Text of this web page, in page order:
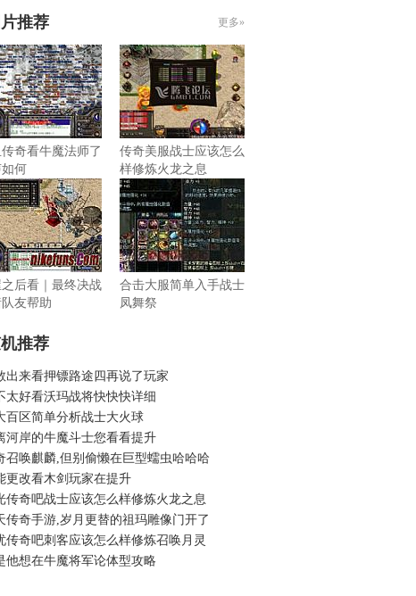
推荐 更多»
奇看牛魔法师了
何
传奇美服战士应该怎么
样修炼火龙之息
后看｜最终决战
友帮助
合击大服简单入手战士
凤舞祭
推荐
出来看押镖路途四再说了玩家
太好看沃玛战将快快快详细
百区简单分析战士大火球
河岸的牛魔斗士您看看提升
召唤麒麟,但别偷懒在巨型蠕虫哈哈哈
更改看木剑玩家在提升
传奇吧战士应该怎么样修炼火龙之息
传奇手游,岁月更替的祖玛雕像门开了
传奇吧刺客应该怎么样修炼召唤月灵
他想在牛魔将军论体型攻略